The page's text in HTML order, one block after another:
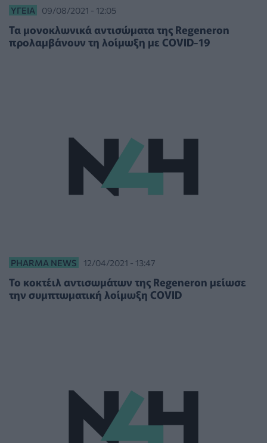
ΥΓΕΊΑ 09/08/2021 - 12:05
Τα μονοκλωνικά αντισώματα της Regeneron
προλαμβάνουν τη λοίμωξη με COVID-19
PHARMA NEWS 12/04/2021 - 13:47
Το κοκτέιλ αντισωμάτων της Regeneron μείωσε
την συμπτωματική λοίμωξη COVID